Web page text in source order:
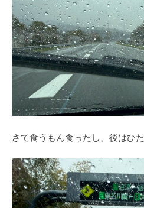
さて食うもん食ったし、後はひ